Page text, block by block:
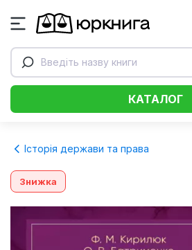
Введіть назву книги
КАТАЛОГ
Історія держави та права
Знижка